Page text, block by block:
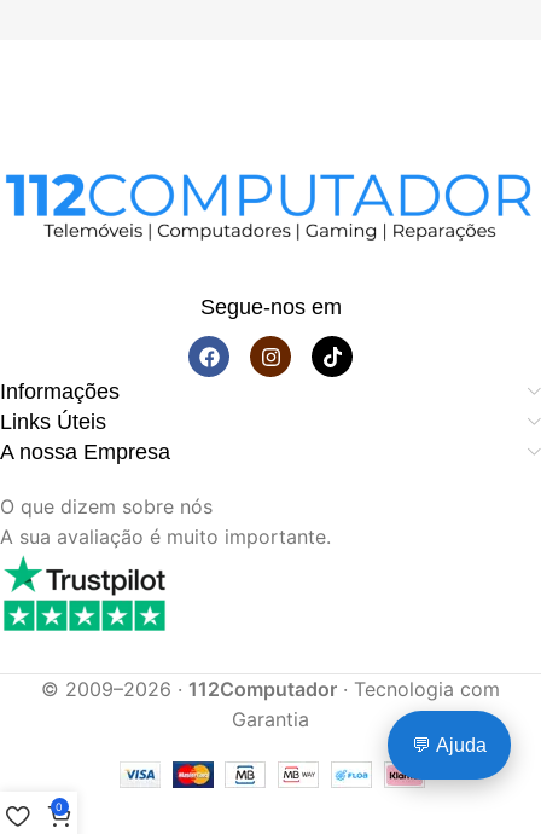
💬 Ajuda
Segue-nos em
Informações
Links Úteis
A nossa Empresa
O que dizem sobre nós
A sua avaliação é muito importante.
© 2009–2026 · 112Computador · Tecnologia com
Garantia
0